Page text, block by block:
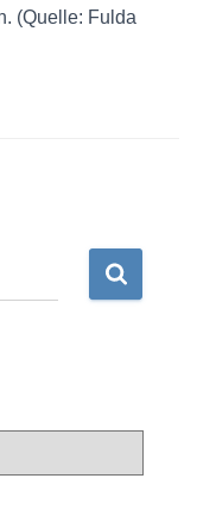
(Quelle: Fulda